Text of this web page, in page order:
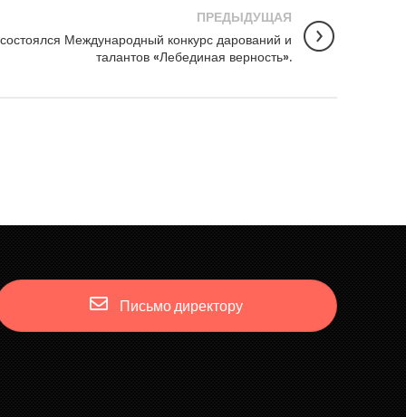
ПРЕДЫДУЩАЯ
Международный конкурс дарований и
талантов «Лебединая верность».
Письмо директору